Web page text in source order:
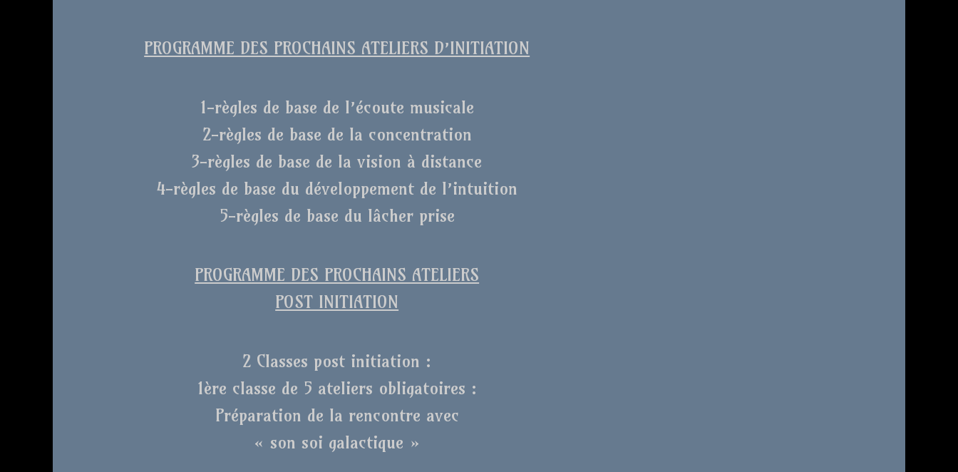
PROGRAMME DES PROCHAINS ATELIERS D’INITIATION
1-règles de base de l’écoute musicale
2-règles de base de la concentration
3-règles de base de la vision à distance
4-règles de base du développement de l’intuition
5-règles de base du lâcher prise
PROGRAMME DES PROCHAINS ATELIERS
POST INITIATION
2 Classes post initiation :
1ère classe de 5 ateliers obligatoires :
Préparation de la rencontre avec
« son soi galactique »